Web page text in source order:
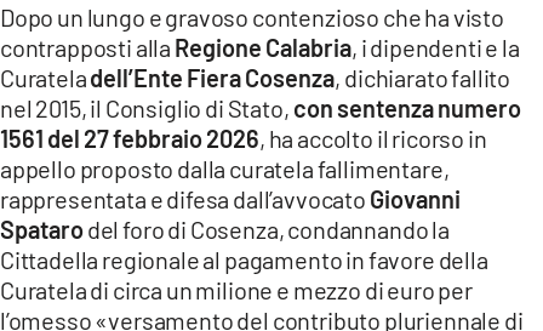
ILREGGINO.IT
COSENZACHANNEL.IT
ILVIBONESE.IT
CATANZAROCHANNEL.IT
LACAPITALENEWS.IT
App
Dopo un lungo e gravoso contenzioso che ha visto
contrapposti alla Regione Calabria, i dipendenti e la
Curateladell’Ente Fiera Cosenza, dichiarato fallito
nel 2015, il Consiglio di Stato, con sentenza numero
1561 del 27 febbraio 2026, ha accolto il ricorso in
appello proposto dalla curatela fallimentare,
rappresentata e difesa dall’avvocato Giovanni
Spatarodel foro di Cosenza, condannando la
Cittadella regionale al pagamento in favore della
Curatela di circa un milione e mezzo di euro per
l’omesso «versamento del contributo pluriennale di